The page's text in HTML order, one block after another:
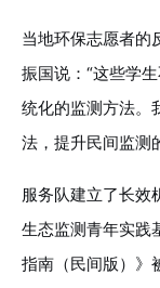
当地环保志愿者的
振国说：“这些学
统化的监测方法。
法，提升民间监测
服务队建立了长效
生态监测青年实践
指南（民间版）》